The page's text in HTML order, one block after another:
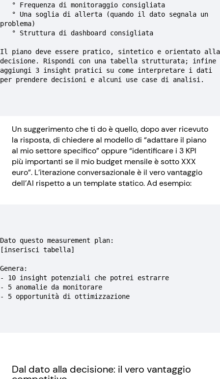
   ° Frequenza di monitoraggio consigliata
problema)
   ° Struttura di dashboard consigliata
Il piano deve essere pratico, sintetico e orientato alla
decisione. Rispondi con una tabella strutturata; infine
aggiungi 3 insight pratici su come interpretare i dati
per prendere decisioni e alcuni use case di analisi.
Un suggerimento che ti do è quello, dopo aver ricevuto
la risposta, di chiedere al modello di “adattare il piano
al mio settore specifico” oppure “identificare i 3 KPI
più importanti se il mio budget mensile è sotto XXX
euro”. L’iterazione conversazionale è il vero vantaggio
dell’AI rispetto a un template statico. Ad esempio:
Dato questo measurement plan:
[inserisci tabella]
Genera:
- 10 insight potenziali che potrei estrarre
- 5 anomalie da monitorare
- 5 opportunità di ottimizzazione
Dal dato alla decisione: il vero vantaggio